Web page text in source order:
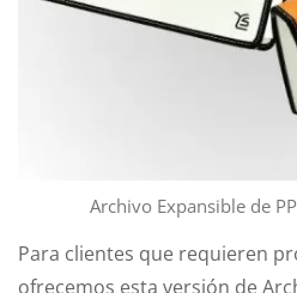
Archivo Expansible de
Para clientes que requieren
ofrecemos esta versión de